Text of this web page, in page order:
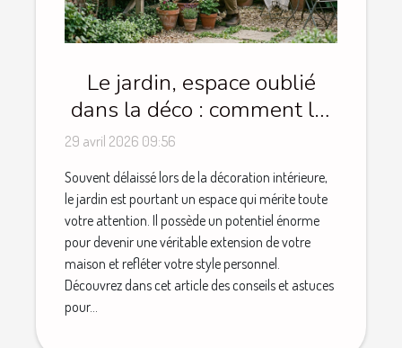
Le jardin, espace oublié
dans la déco : comment lui
redonner du style
29 avril 2026 09:56
Souvent délaissé lors de la décoration intérieure,
le jardin est pourtant un espace qui mérite toute
votre attention. Il possède un potentiel énorme
pour devenir une véritable extension de votre
maison et refléter votre style personnel.
Découvrez dans cet article des conseils et astuces
pour...